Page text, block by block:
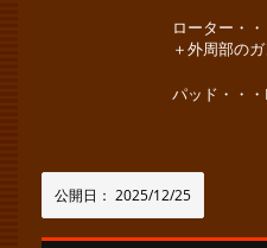
ローター・
＋外周部の
パッド・・
公開日： 2025/12/25